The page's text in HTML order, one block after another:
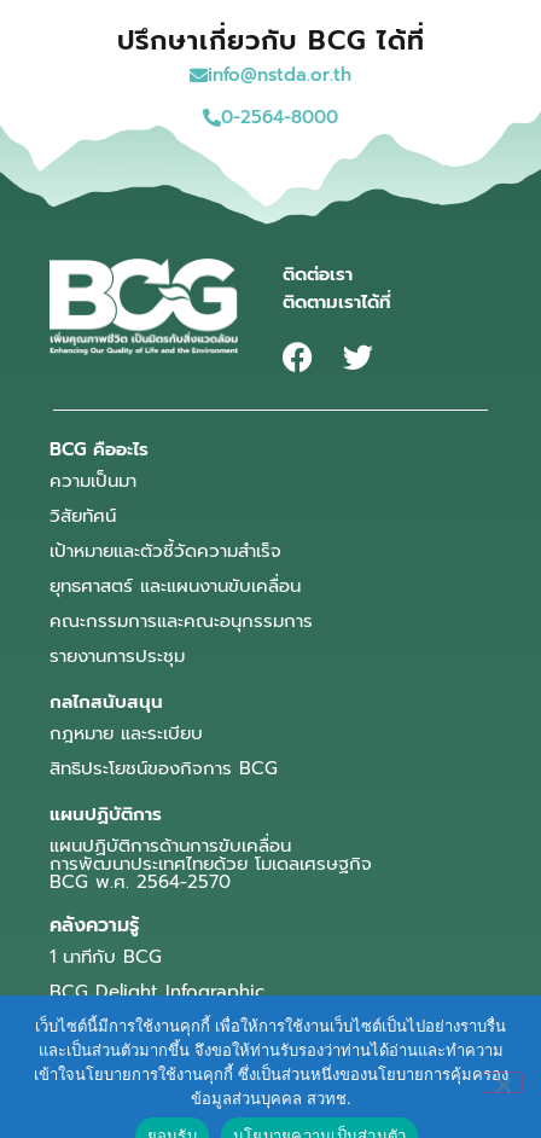
ปรึกษาเกี่ยวกับ BCG ได้ที่
info@nstda.or.th
0-2564-8000
ติดต่อเรา
ติดตามเราได้ที่
BCG คืออะไร
ความเป็นมา
วิสัยทัศน์
เป้าหมายและตัวชี้วัดความสำเร็จ
ยุทธศาสตร์ และแผนงานขับเคลื่อน
คณะกรรมการและคณะอนุกรรมการ
รายงานการประชุม
กลไกสนับสนุน
กฎหมาย และระเบียบ
สิทธิประโยชน์ของกิจการ BCG
แผนปฏิบัติการ
แผนปฏิบัติการด้านการขับเคลื่อน
การพัฒนาประเทศไทยด้วย โมเดลเศรษฐกิจ
BCG พ.ศ. 2564-2570
คลังความรู้
1 นาทีกับ BCG
BCG Delight Infographic
สื่อประชาสัมพันธ์
e-Book Series
ตัวอย่างธุรกิจ BCG
เว็บไซต์นี้มีการใช้งานคุกกี้ เพื่อให้การใช้งานเว็บไซต์เป็นไปอย่างราบรื่น
และเป็นส่วนตัวมากขึ้น จึงขอให้ท่านรับรองว่าท่านได้อ่านและทำความ
เข้าใจนโยบายการใช้งานคุกกี้ ซึ่งเป็นส่วนหนึ่งของนโยบายการคุ้มครอง
ข้อมูลส่วนบุคคล สวทช.